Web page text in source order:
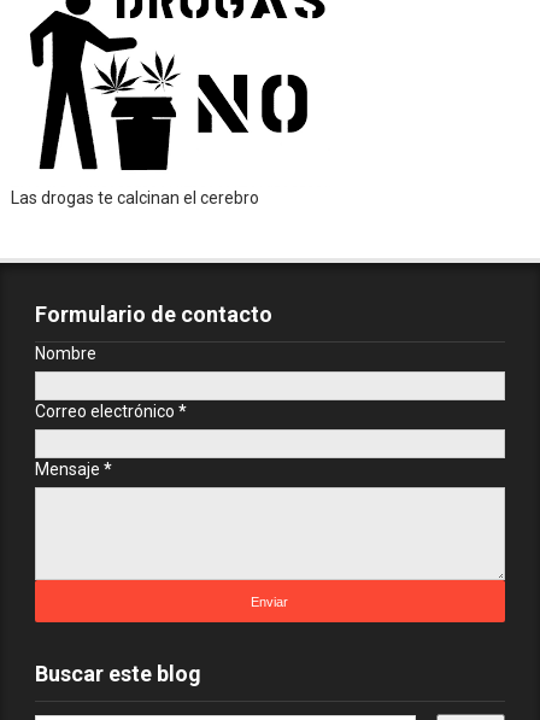
Las drogas te calcinan el cerebro
Formulario de contacto
Nombre
Correo electrónico *
Mensaje *
Buscar este blog